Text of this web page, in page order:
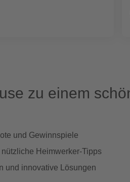
zu einem
und Gewinnspiele
nützliche Heimwerker-Tipps
und innovative Lösungen